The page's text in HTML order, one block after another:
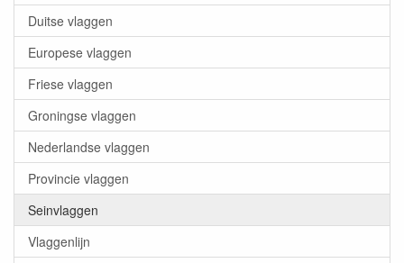
Duitse vlaggen
Europese vlaggen
Friese vlaggen
Groningse vlaggen
Nederlandse vlaggen
Provincie vlaggen
Seinvlaggen
Vlaggenlijn